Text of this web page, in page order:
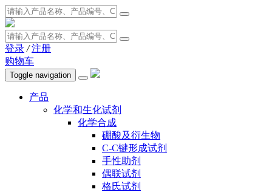
登录 / 注册
购物车
Toggle navigation
产品
化学和生化试剂
化学合成
硼酸及衍生物
C-C键形成试剂
手性助剂
偶联试剂
格氏试剂